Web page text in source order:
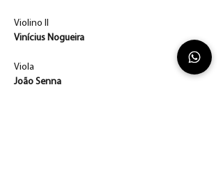
Violino II
Vinícius Nogueira
Viola
João Senna